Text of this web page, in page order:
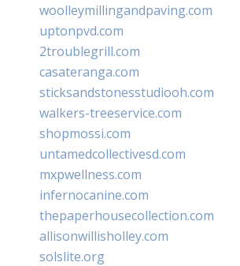
woolleymillingandpaving.com
uptonpvd.com
2troublegrill.com
casateranga.com
sticksandstonesstudiooh.com
walkers-treeservice.com
shopmossi.com
untamedcollectivesd.com
mxpwellness.com
infernocanine.com
thepaperhousecollection.com
allisonwillisholley.com
solslite.org